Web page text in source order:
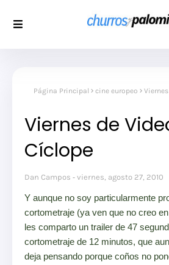
Página Principal cine europeo
Viernes de
Cíclope
Dan Campos viernes, agosto 27, 2010
Y aunque no soy particularmente
cortometraje (ya ven que no creo
les comparto un trailer de 47
cortometraje de 12 minutos, que
deja pensando porque coños no